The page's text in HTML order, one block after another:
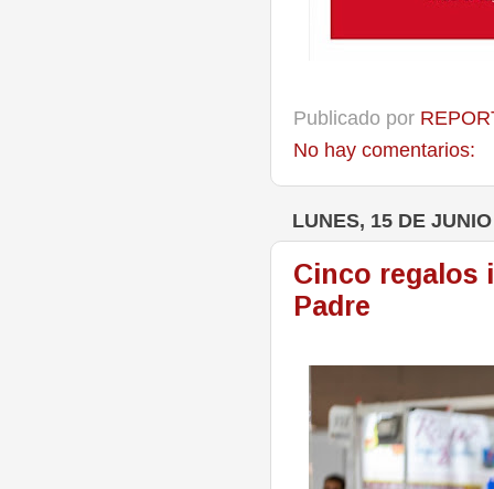
Publicado por
No hay comentarios:
LUNES, 15 DE
Cinco regalos
Padre